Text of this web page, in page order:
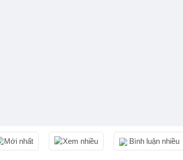
Mới nhất Xem nhiều Bình luận nhiều